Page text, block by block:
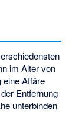
im Alter von
eine Affäre
Entfernung
unterbinden